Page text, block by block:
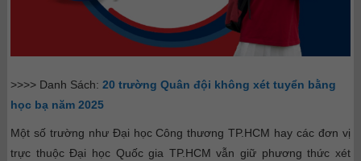
>>>> Danh Sách:20 trường Quân đội không xét tuyển bằng
học bạ năm 2025
Một số trường như Đại học Công thương TP.HCM hay các đơn vị
trực thuộc Đại học Quốc gia TP.HCM vẫn giữ phương thức xét